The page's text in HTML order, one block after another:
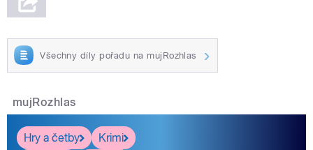
Všechny díly pořadu na mujRozhlas
mujRozhlas
Hry a četby
Krimi